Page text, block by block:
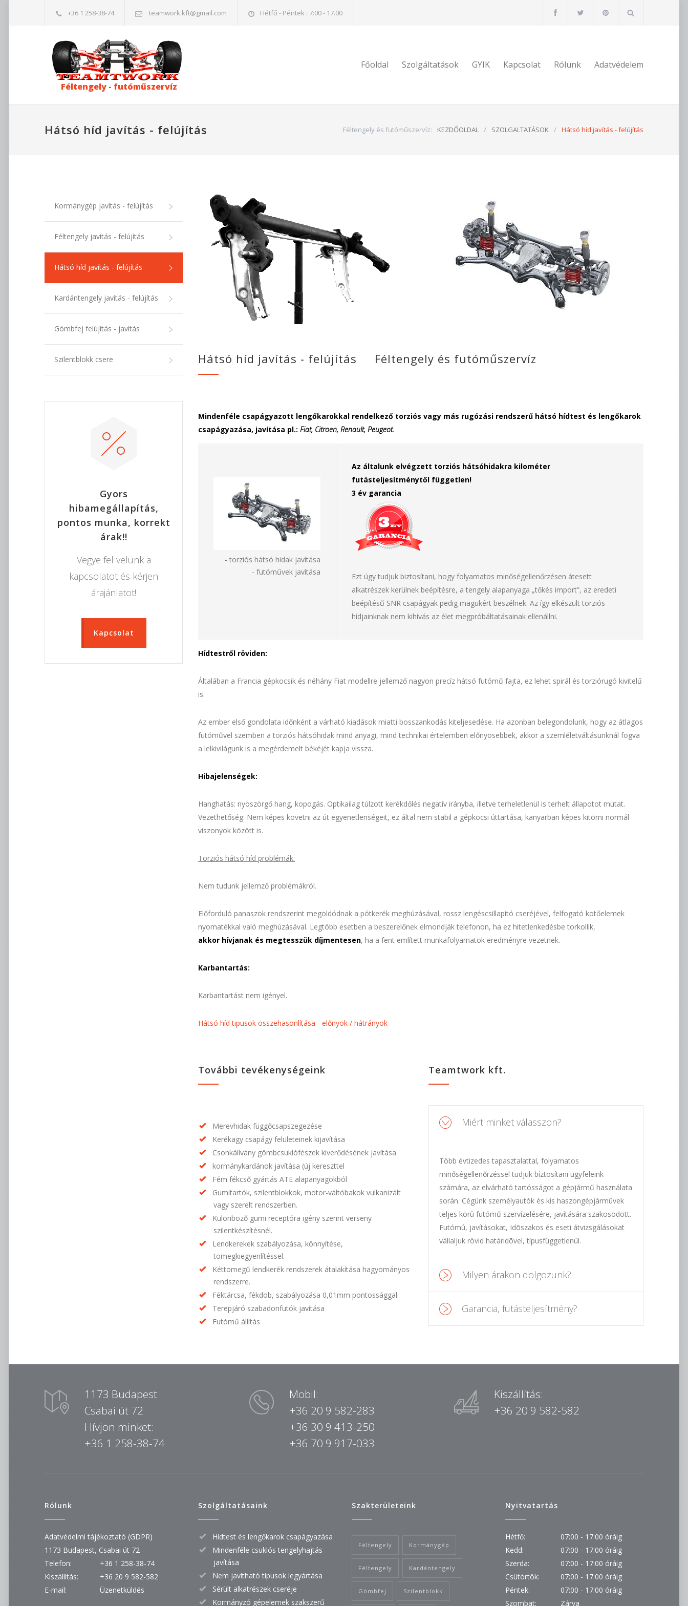
+36 1 258-38-74 teamwork.kft@gmail.com Hétfő - Péntek : 7:00 - 17.00
Féltengely - futóműszervíz
Főoldal Szolgáltatások GYIK Kapcsolat Rólunk Adatvédelem
Hátsó híd javítás - felújítás Féltengely és futóműszervíz: KEZDŐOLDAL / SZOLGALTATÁSOK / Hátsó híd javítás - felújítás
Kormánygép javítás - felújítás
Féltengely javítás - felújítás
Hátsó híd javítás - felújítás
Kardántengely javítás - felújítás
Gömbfej felújítás - javítás
Szilentblokk csere
Gyors
hibamegállapítás,
pontos munka, korrekt
árak!!
Vegye fel velünk a
kapcsolatot és kérjen
árajánlatot!
Kapcsolat
Hátsó híd javítás - felújítás Féltengely és futóműszervíz
Mindenféle csapágyazott lengőkarokkal rendelkező torziós vagy más rugózási rendszerű hátsó hídtest és lengőkarok
csapágyazása, javítása pl.: Fiat, Citroen, Renault, Peugeot.
- torziós hátsó hidak javítása
- futóművek javítása
Az általunk elvégzett torziós hátsóhidakra kilométer
futásteljesítménytől független!
3 év garancia
Ezt úgy tudjuk biztosítani, hogy folyamatos minőségellenőrzésen átesett
alkatrészek kerülnek beépítésre, a tengely alapanyaga „tőkés import”, az eredeti
beépítésű SNR csapágyak pedig magukért beszélnek. Az így elkészült torziós
hídjainknak nem kihívás az élet megpróbáltatásainak ellenállni.
Hídtestről röviden:
Általában a Francia gépkocsik és néhány Fiat modellre jellemző nagyon precíz hátsó futómű fajta, ez lehet spirál és torziórugó kivitelű
is.
Az ember első gondolata időnként a várható kiadások miatti bosszankodás kiteljesedése. Ha azonban belegondolunk, hogy az átlagos
futóművel szemben a torziós hátsóhidak mind anyagi, mind technikai értelemben előnyösebbek, akkor a szemléletváltásunknál fogva
a lelkivilágunk is a megérdemelt békéjét kapja vissza.
Hibajelenségek:
Hanghatás: nyöszörgő hang, kopogás. Optikailag túlzott kerékdőlés negatív irányba, illetve terheletlenül is terhelt állapotot mutat.
Vezethetőség: Nem képes követni az út egyenetlenségeit, ez által nem stabil a gépkocsi úttartása, kanyarban képes kitörni normál
viszonyok között is.
Torziós hátsó híd problémák:
Nem tudunk jellemző problémákról.
Előforduló panaszok rendszerint megoldódnak a pótkerék meghúzásával, rossz lengéscsillapító cseréjével, felfogató kötőelemek
nyomatékkal való meghúzásával. Legtöbb esetben a beszerelőnek elmondják telefonon, ha ez hitetlenkedésbe torkollik,
akkor hívjanak és megtesszük díjmentesen, ha a fent említett munkafolyamatok eredményre vezetnek.
Karbantartás:
Karbantartást nem igényel.
Hátsó híd tipusok összehasonlítása - előnyök / hátrányok
További tevékenységeink
Merevhidak függőcsapszegezése
Kerékagy csapágy felületeinek kijavítása
Csonkállvány gömbcsuklófészek kiverődésének javítása
kormánykardánok javítása (új kereszttel
Fém fékcső gyártás ATE alapanyagokból
Gumitartók, szilentblokkok, motor-váltóbakok vulkanizált
vagy szerelt rendszerben.
Különböző gumi receptóra igény szerint verseny
szilentkészítésnél.
Lendkerekek szabályozása, könnyítése,
tömegkiegyenlítéssel.
Kéttömegű lendkerék rendszerek átalakítása hagyományos
rendszerre.
Féktárcsa, fékdob, szabályozása 0,01mm pontossággal.
Terepjáró szabadonfutók javítása
Futómű állítás
Teamtwork kft.
Miért minket válasszon?
Több évtizedes tapasztalattal, folyamatos
minőségellenőrzéssel tudjuk bíztosítani ügyfeleink
számára, az elvárható tartósságot a gépjármű használata
során. Cégünk személyautók és kis haszongépjármûvek
teljes körû futómű szervízelésére, javítására szakosodott.
Futómû, javításokat, Idõszakos és eseti átvizsgálásokat
vállaljuk rövid határidõvel, típusfüggetlenül.
Milyen árakon dolgozunk?
Garancia, futásteljesítmény?
1173 Budapest
Csabai út 72
Hívjon minket:
+36 1 258-38-74
Mobil:
+36 20 9 582-283
+36 30 9 413-250
+36 70 9 917-033
Kiszállítás:
+36 20 9 582-582
Rólunk
Adatvédelmi tájékoztató (GDPR)
1173 Budapest, Csabai út 72
Telefon:
+36 1 258-38-74
Kiszállítás:
+36 20 9 582-582
E-mail:
Üzenetküldés
Szolgáltatásaink
Hídtest és lengőkarok csapágyazása
Mindenféle csuklós tengelyhajtás
javítása
Nem javítható tipusok legyártása
Sérült alkatrészek cseréje
Kormányzó gépelemek szakszerű
Szakterületeink
Féltengely Kormánygép
Féltengely Kardántengely
Gömbfej Szilentblokk
Nyitvatartás
Hétfő:
07:00 - 17:00 óráig
Kedd:
07:00 - 17:00 óráig
Szerda:
07:00 - 17:00 óráig
Csütörtök:
07:00 - 17:00 óráig
Péntek:
07:00 - 17:00 óráig
Szombat:
Zárva